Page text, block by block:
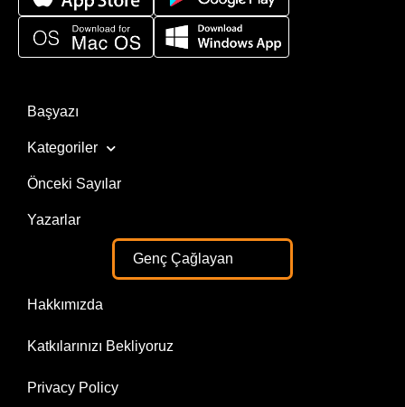
Başyazı
Kategoriler
Önceki Sayılar
Yazarlar
Genç Çağlayan
Hakkımızda
Katkılarınızı Bekliyoruz
Privacy Policy